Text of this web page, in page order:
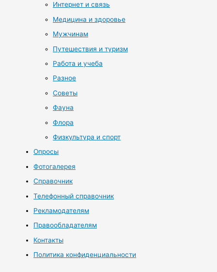
Интернет и связь
Медицина и здоровье
Мужчинам
Путешествия и туризм
Работа и учеба
Разное
Советы
Фауна
Флора
Физкультура и спорт
Опросы
Фотогалерея
Справочник
Телефонный справочник
Рекламодателям
Правообладателям
Контакты
Политика конфиденциальности